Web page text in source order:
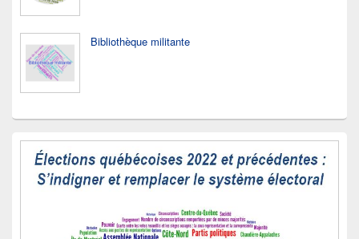
Bibliothèque militante